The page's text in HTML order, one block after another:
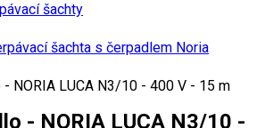
šachty
šachta s čerpadlem Noria
NORIA LUCA N3/10 - 400 V - 15 m
- NORIA LUCA N3/10 -